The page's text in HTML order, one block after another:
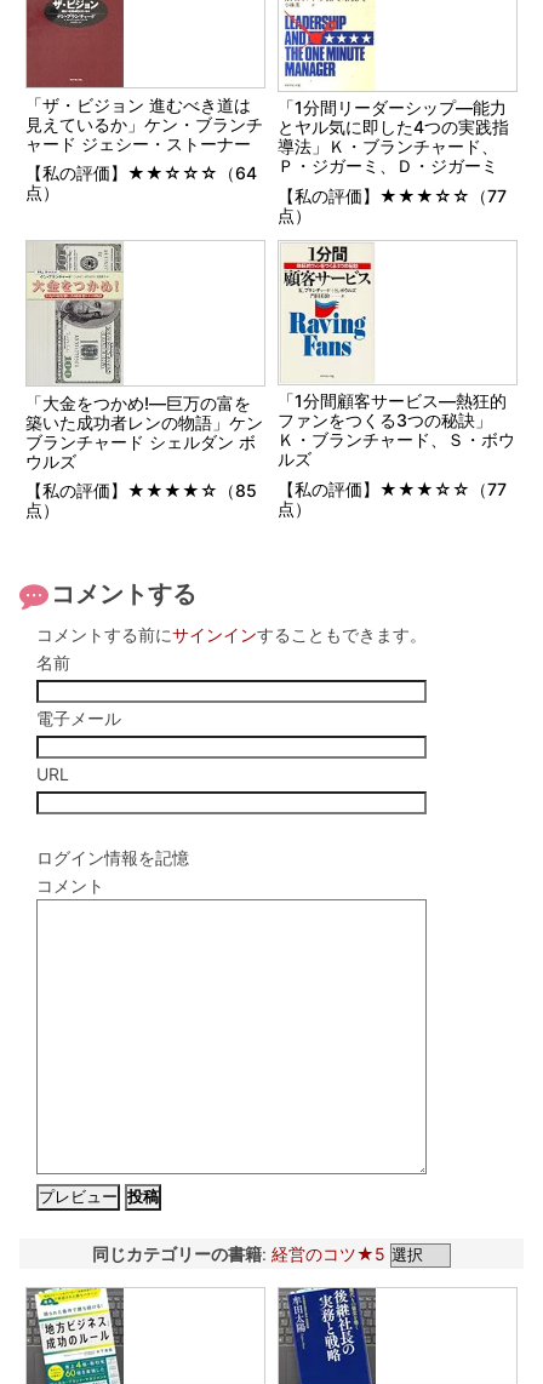
「ザ・ビジョン 進むべき道は
見えているか」ケン・ブランチ
ャード ジェシー・ストーナー
【私の評価】★★☆☆☆（64
点）
「1分間リーダーシップ―能力
とヤル気に即した4つの実践指
導法」Ｋ・ブランチャード、
Ｐ・ジガーミ、Ｄ・ジガーミ
【私の評価】★★★☆☆（77
点）
「大金をつかめ!―巨万の富を
築いた成功者レンの物語」ケン
ブランチャード シェルダン ボ
ウルズ
【私の評価】★★★★☆（85
点）
「1分間顧客サービス―熱狂的
ファンをつくる3つの秘訣」
Ｋ・ブランチャード、Ｓ・ボウ
ルズ
【私の評価】★★★☆☆（77
点）
コメントする
コメントする前にサインインすることもできます。
名前
電子メール
URL
ログイン情報を記憶
コメント
同じカテゴリーの書籍: 経営のコツ★5